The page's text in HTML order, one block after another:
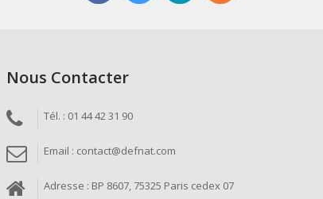
Nous Contacter
Tél. : 01 44 42 31 90
Email : contact@defnat.com
Adresse : BP 8607, 75325 Paris cedex 07